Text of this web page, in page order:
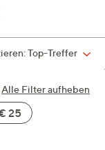
Top-Treffer
Alle Filter aufheben
25